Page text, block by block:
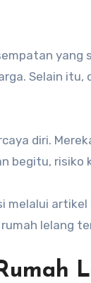
yang
Selain
diri.
begitu, risiko
melalui
lelang